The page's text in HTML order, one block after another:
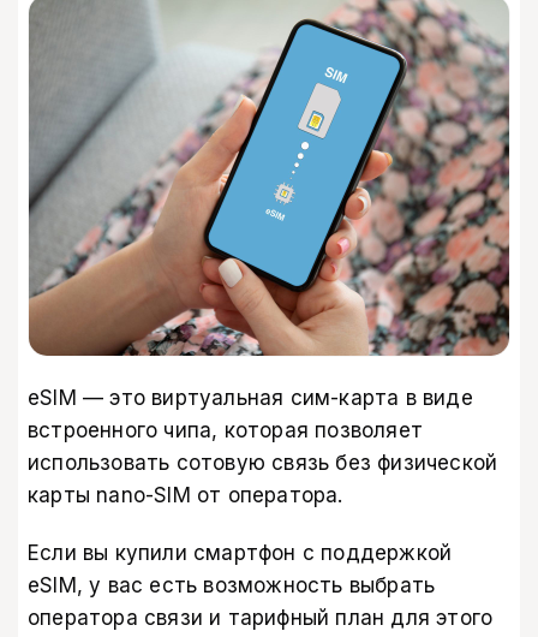
eSIM — это виртуальная сим-карта в виде
встроенного чипа, которая позволяет
использовать сотовую связь без физической
карты nano-SIM от оператора.
Если вы купили смартфон с поддержкой
eSIM, у вас есть возможность выбрать
оператора связи и тарифный план для этого